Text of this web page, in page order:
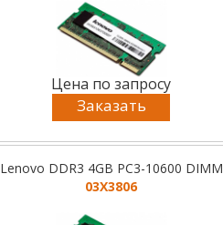
Цена по запросу
Заказать
Lenovo DDR3 4GB PC3-10600 DIMM
03X3806